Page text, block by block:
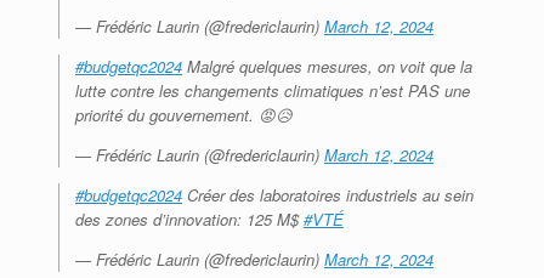
— Frédéric Laurin (@fredericlaurin) March 12, 2024
#budgetqc2024 Malgré quelques mesures, on voit que la
lutte contre les changements climatiques n’est PAS une
priorité du gouvernement. 😡😥
— Frédéric Laurin (@fredericlaurin) March 12, 2024
#budgetqc2024 Créer des laboratoires industriels au sein
des zones d’innovation: 125 M$#VTÉ
— Frédéric Laurin (@fredericlaurin) March 12, 2024